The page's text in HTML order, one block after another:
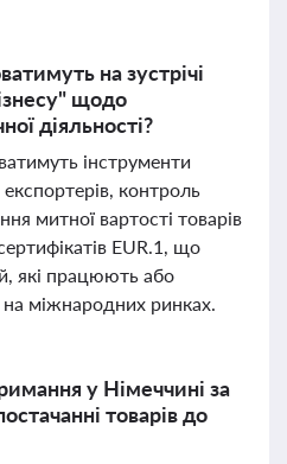
на зустрічі
щодо
діяльності?
інструменти
контроль
митної вартості товарів
EUR.1, що
які працюють або
міжнародних ринках.
у Німеччині за
товарів до